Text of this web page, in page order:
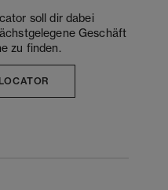
soll dir dabei
Geschäft
zu finden.